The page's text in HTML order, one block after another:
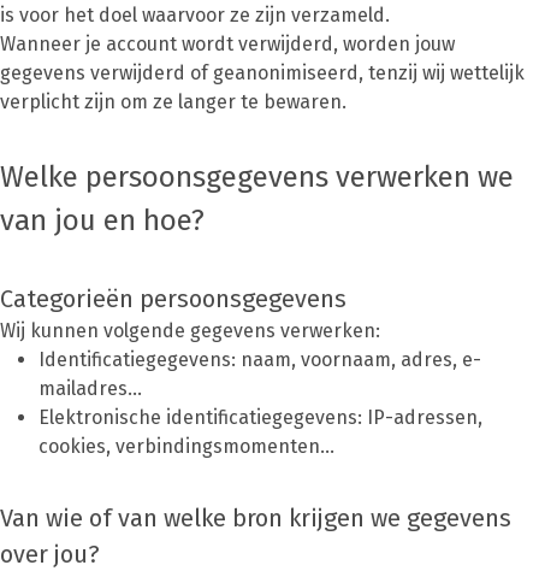
is voor het doel waarvoor ze zijn verzameld.
Wanneer je account wordt verwijderd, worden jouw
gegevens verwijderd of geanonimiseerd, tenzij wij wettelijk
verplicht zijn om ze langer te bewaren.
Welke persoonsgegevens verwerken we
van jou en hoe?
Categorieën persoonsgegevens
Wij kunnen volgende gegevens verwerken:
Identificatiegegevens: naam, voornaam, adres, e-
mailadres…
Elektronische identificatiegegevens: IP-adressen,
cookies, verbindingsmomenten…
Van wie of van welke bron krijgen we gegevens
over jou?